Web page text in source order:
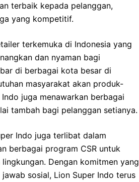
terbaik kepada pelanggan,
yang kompetitif.
terkemuka di Indonesia yang
dan nyaman bagi
di berbagai kota besar di
masyarakat akan produk-
juga menawarkan berbagai
tambah bagi pelanggan setianya.
Indo juga terlibat dalam
berbagai program CSR untuk
Dengan komitmen yang
sosial, Lion Super Indo terus